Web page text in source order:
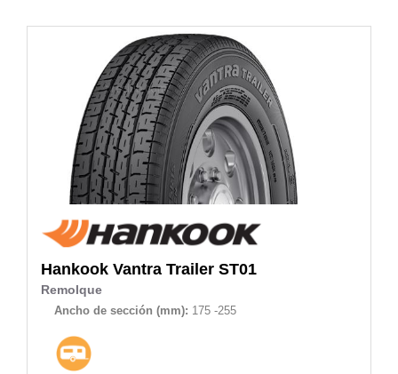
Hankook Vantra Trailer ST01
Remolque
Ancho de sección (mm): 175 -255